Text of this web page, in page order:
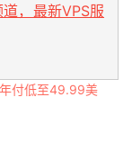
，最新VPS服
年付低至49.99美